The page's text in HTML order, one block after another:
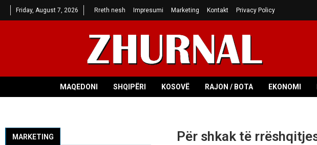
Friday, August 7, 2026 Rreth nesh Impresumi Marketing Kontakt Privacy Policy
MAQEDONI SHQIPËRI KOSOVË RAJON / BOTA EKONOMI
Për shkak të
MARKETING